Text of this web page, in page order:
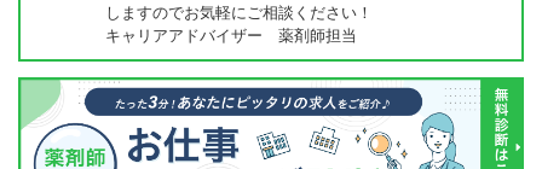
しますのでお気軽にご相談ください！
キャリアアドバイザー 薬剤師担当